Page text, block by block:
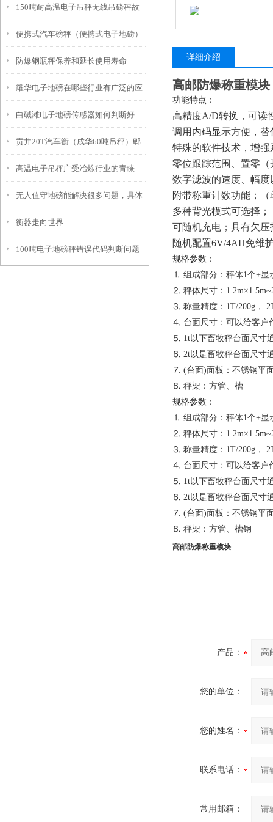
150吨耐高温电子吊秤无线吊磅秤故
障维修常识
便携式汽车磅秤（便携式电子地磅）
便携式汽车衡维修
防爆钢瓶秤保养和延长使用寿命
耀华电子地磅在哪些行业有广泛的应
用？
白碱滩电子地磅传感器如何判断好
坏？
贡井20T汽车衡（成华60吨吊秤）郫
都轨道衡）盐亭120T地磅维修
高温电子吊秤广受冶炼行业的青睐
无人值守地磅能解决很多问题，具体
有哪些方面的呢
衡器走向世界
100吨电子地磅秤错误代码判断问题
详细介绍
高邮防爆称重模块
功能特点：
高精度A/D转换，可读
调用内码显示方便，
特殊的软件技术，增
零位跟踪范围、置零
数字滤波的速度、幅
附带称重计数功能；
多种背光模式可选择；
可随机充电；具有欠
随机配置6V/4AH免维
规格参数：
⒈ 组成部分：秤体1个+显
⒉ 秤体尺寸：
⒊ 称量精度：1T/200g，
⒋ 台面尺寸：可以给客户
⒌ 1t以下畜牧秤台面尺寸
⒍ 2t以是畜牧秤台面尺寸
⒎ (台面)面板：不锈钢平
⒏ 秤架：方管、槽
规格参数：
⒈ 组成部分：秤体1个+显
⒉ 秤体尺寸：
⒊ 称量精度：1T/200g，
⒋ 台面尺寸：可以给客户
⒌ 1t以下畜牧秤台面尺寸
⒍ 2t以是畜牧秤台面尺寸
⒎ (台面)面板：不锈钢平
⒏ 秤架：方管、槽钢
高邮防爆称重模块
产品：
您的单位：
您的姓名：
联系电话：
常用邮箱：